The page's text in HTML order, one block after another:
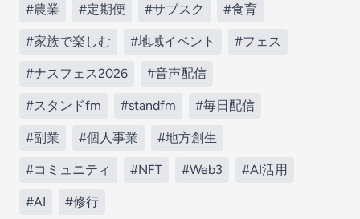
#農業 #定期便 #サブスク #食育
#家族で楽しむ #地域イベント #フェス
#ナスフェス2026 #音声配信
#スタンドfm #standfm #毎日配信
#副業 #個人事業 #地方創生
#コミュニティ #NFT #Web3 #AI活用
#AI
#修行